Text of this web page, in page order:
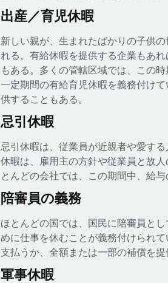
出産／育児休暇
新しい親が、生まれたばかりの子供
れる。有給休暇を提供する企業もあ
もある。多くの管轄区域では、この
一定期間の有給育児休暇を義務付け
供することもある。
忌引休暇
忌引休暇は、従業員が近親者や愛す
休暇は、雇用主の方針や従業員と故
とんどの会社では、この期間中、給
陪審員の義務
ほとんどの国では、国民に陪審員と
めに仕事を休むことが義務付けられ
支払うか、全額または一部の補償を提
軍事休暇